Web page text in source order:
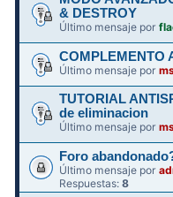
& DESTROY
Último mensaje por
COMPLEMENTO
Último mensaje por
TUTORIAL
de eliminacion
Último mensaje por
Foro
Último mensaje por
Respuestas:8